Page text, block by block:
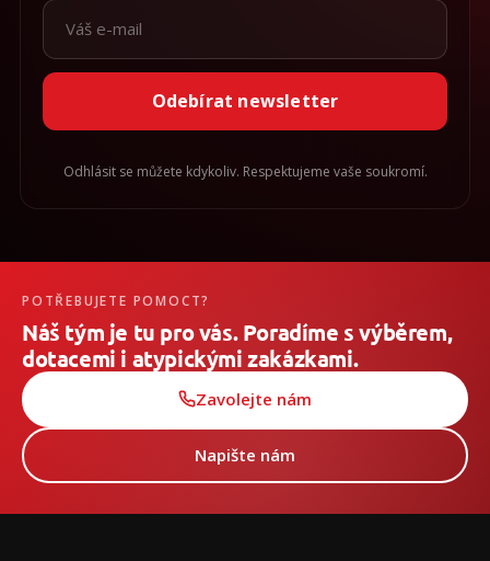
Odebírat newsletter
Odhlásit se můžete kdykoliv. Respektujeme vaše soukromí.
POTŘEBUJETE POMOCT?
Náš tým je tu pro vás. Poradíme s výběrem,
dotacemi i atypickými zakázkami.
Zavolejte nám
Napište nám